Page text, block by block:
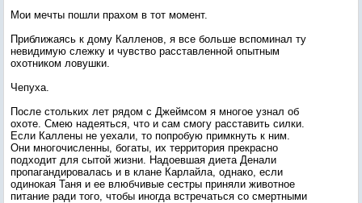
Мои мечты пошли прахом в тот момент.
Приближаясь к дому Калленов, я все больше вспоминал ту
невидимую слежку и чувство расставленной опытным
охотником ловушки.
Чепуха.
После стольких лет рядом с Джеймсом я многое узнал об
охоте. Смею надеяться, что и сам смогу расставить силки.
Если Каллены не уехали, то попробую примкнуть к ним.
Они многочисленны, богаты, их территория прекрасно
подходит для сытой жизни. Надоевшая диета Денали
пропагандировалась и в клане Карлайла, однако, если
одинокая Таня и ее влюбчивые сестры приняли животное
питание ради того, чтобы иногда встречаться со смертными